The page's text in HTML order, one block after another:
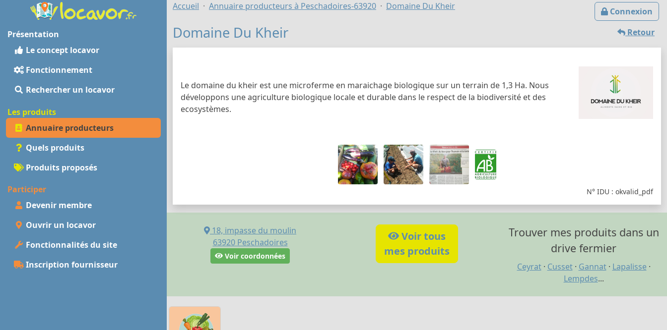
Présentation
Le concept locavor
Fonctionnement
Rechercher un locavor
Les produits
Annuaire producteurs
Quels produits
Produits proposés
Participer
Devenir membre
Ouvrir un locavor
Fonctionnalités du site
Inscription fournisseur
Connexion
Accueil Annuaire producteurs à Peschadoires-63920 Domaine Du Kheir
Retour
Domaine Du Kheir
Le domaine du kheir est une microferme en maraichage biologique sur un terrain de 1,3 Ha. Nous
développons une agriculture biologique locale et durable dans le respect de la biodiversité et des
ecosystèmes.
N° IDU : okvalid_pdf
18, impasse du moulin
63920 Peschadoires
Voir coordonnées
Voir tous
mes produits
Trouver mes produits dans un
drive fermier
Ceyrat· Cusset· Gannat· Lapalisse ·
Lempdes...